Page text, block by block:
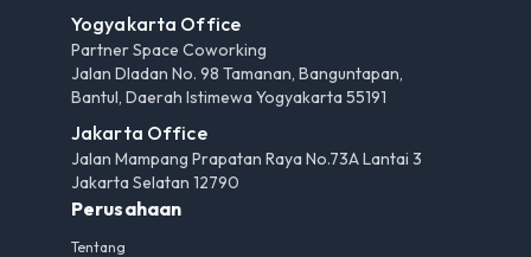
Yogyakarta Office
Partner Space Coworking
Jalan Dladan No. 98 Tamanan, Banguntapan,
Bantul, Daerah Istimewa Yogyakarta 55191
Jakarta Office
Jalan Mampang Prapatan Raya No.73A Lantai 3
Jakarta Selatan 12790
Perusahaan
Tentang